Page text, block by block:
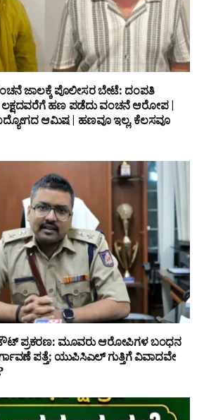
ಜಾಲಕ್ಕೆ ಪೊಲೀಸರ ಬೇಟೆ: ದಂಪತಿ
ಲಕ್ಷದವರೆಗೆ ಹಣ ಪಡೆದು ವಂಚನೆ ಆರೋಪ |
ಉದ್ಯೋಗದ ಆಮಿಷ | ಹಣವೂ ಇಲ್ಲ, ಕೆಲಸವೂ
ಪ್ರಕರಣ: ಮೂವರು ಆರೋಪಿಗಳ ಬಂಧನ
ಪತ್ತೆ; ಯುಪಿಸಿಎಲ್ ಗುತ್ತಿಗೆ ವಿವಾದವೇ